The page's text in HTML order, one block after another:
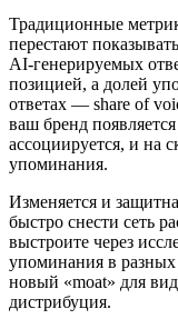
Традиционные
перестают
AI‑генерируемых
позицией, а долей
ответах — share of
ваш бренд
ассоциируется, и на
упоминания.
Изменяется и
быстро снести сеть
выстроите через
упоминания в
новый «moat» для
дистрибуция.